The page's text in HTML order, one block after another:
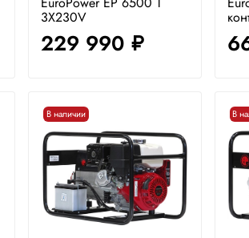
3X230V
229 990 руб.
В наличии В